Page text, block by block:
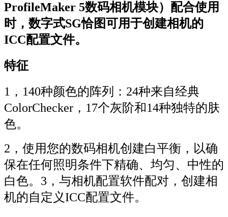
ProfileMaker 5数码相机模块）配合使用
时，数字式SG恰图可用于创建相机的
ICC配置文件。
特征
1，140种颜色的阵列：24种来自经典
ColorChecker，17个灰阶和14种独特的肤
色。
2，使用您的数码相机创建白平衡，以确
保在任何照明条件下精确、均匀、中性的
白色。3，与相机配置软件配对，创建相
机的自定义ICC配置文件。